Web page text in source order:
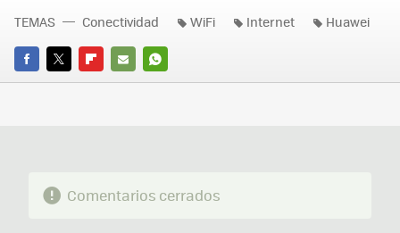
FACEBOOK
TWITTERFLIPBOARD
E-
WHATSAPP
TEMAS Conectividad WiFi Internet Huawei
Comentarios cerrados